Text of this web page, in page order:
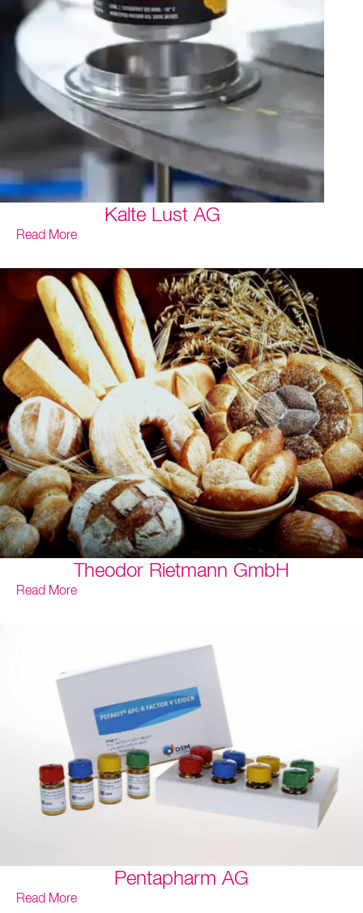
Kalte Lust AG
Read More
Theodor Rietmann GmbH
Read More
Pentapharm AG
Read More